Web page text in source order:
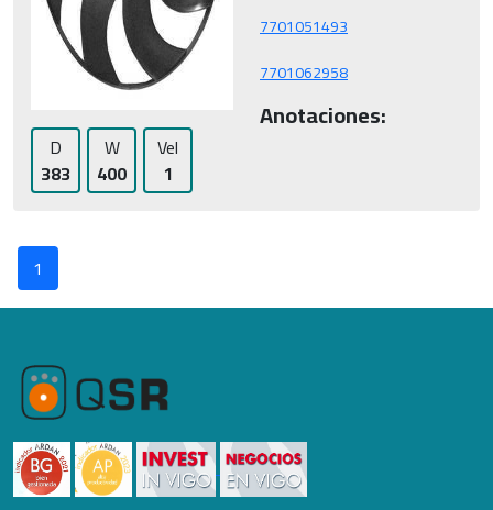
D
383
W
400
Vel
1
7701062958
Anotaciones:
1